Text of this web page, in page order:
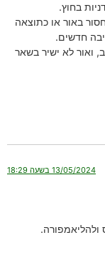
בחוץ.
באור או כתוצאה
חדשים.
ואור לא ישיר בשאר
13/05/2024 בשעה 18:29
ולהליאמפורה.